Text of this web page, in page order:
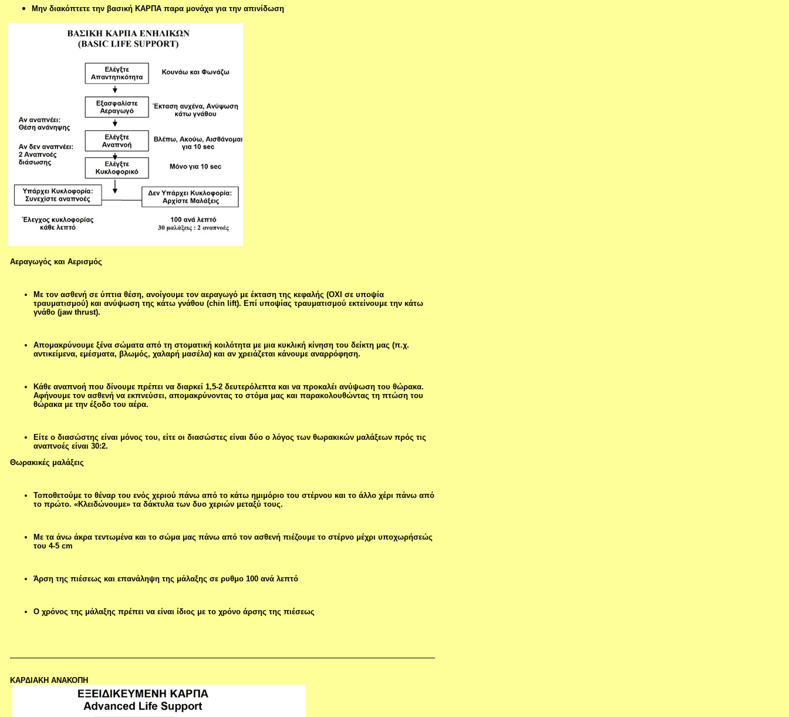
Μην διακόπτετε την βασική ΚΑΡΠΑ παρα μονάχα για την απινίδωση
Αεραγωγός και Αερισμός
Με τον ασθενή σε ύπτια θέση, ανοίγουμε τον αεραγωγό με έκταση της κεφαλής (ΟΧΙ σε υποψία
τραυματισμού) και ανύψωση της κάτω γνάθου (chin lift). Επί υποψίας τραυματισμού εκτείνουμε την κάτω
γνάθο (jaw thrust).
Απομακρύνουμε ξένα σώματα από τη στοματική κοιλότητα με μια κυκλική κίνηση του δείκτη μας (π.χ.
αντικείμενα, εμέσματα, βλωμός, χαλαρή μασέλα) και αν χρειάζεται κάνουμε αναρρόφηση.
Κάθε αναπνοή που δίνουμε πρέπει να διαρκεί 1,5-2 δευτερόλεπτα και να προκαλέι ανύψωση του θώρακα.
Αφήνουμε τον ασθενή να εκπνεύσει, απομακρύνοντας το στόμα μας και παρακολουθώντας τη πτώση του
θώρακα με την έξοδο του αέρα.
Είτε ο διασώστης είναι μόνος του, είτε οι διασώστες είναι δύο ο λόγος των θωρακικών μαλάξεων πρός τις
αναπνοές είναι 30:2.
Θωρακικές μαλάξεις
Τοποθετούμε το θέναρ του ενός χεριού πάνω από το κάτω ημιμόριο του στέρνου και το άλλο χέρι πάνω από
το πρώτο. «Κλειδώνουμε» τα δάκτυλα των δυο χεριών μεταξύ τους.
Με τα άνω άκρα τεντωμένα και το σώμα μας πάνω από τον ασθενή πιέζουμε το στέρνο μέχρι υποχωρήσεώς
του 4-5 cm
Άρση της πιέσεως και επανάληψη της μάλαξης σε ρυθμο 100 ανά λεπτό
Ο χρόνος της μάλαξης πρέπει να είναι ίδιος με το χρόνο άρσης της πιέσεως
ΚΑΡΔΙΑΚΗ ΑΝΑΚΟΠΗ